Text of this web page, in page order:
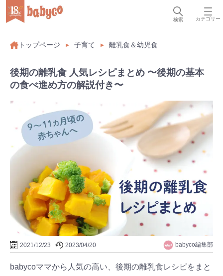
検索 カテゴリー
トップページ 子育て 離乳食＆幼児食
後期の離乳食 人気レシピまとめ 〜後期の基本
の食べ進め方の解説付き〜
2021/12/23 2023/04/20 babyco編集部
babycoママから人気の高い、後期の離乳食レシピをまと